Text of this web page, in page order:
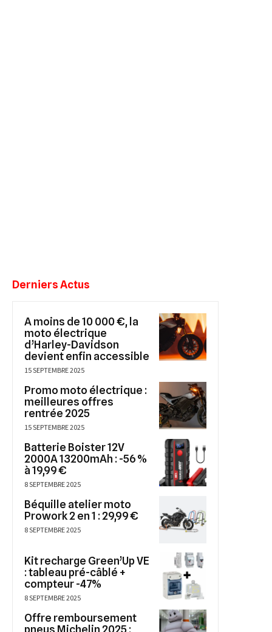
Derniers Actus
A moins de 10 000 €, la
moto électrique
d’Harley-Davidson
devient enfin accessible
15 SEPTEMBRE 2025
Promo moto électrique :
meilleures offres
rentrée 2025
15 SEPTEMBRE 2025
Batterie Boister 12V
2000A 13200mAh : -56 %
à 19,99 €
8 SEPTEMBRE 2025
Béquille atelier moto
Prowork 2 en 1 : 29,99 €
8 SEPTEMBRE 2025
Kit recharge Green’Up VE
: tableau pré-câblé +
compteur -47%
8 SEPTEMBRE 2025
Offre remboursement
pneus Michelin 2025 :